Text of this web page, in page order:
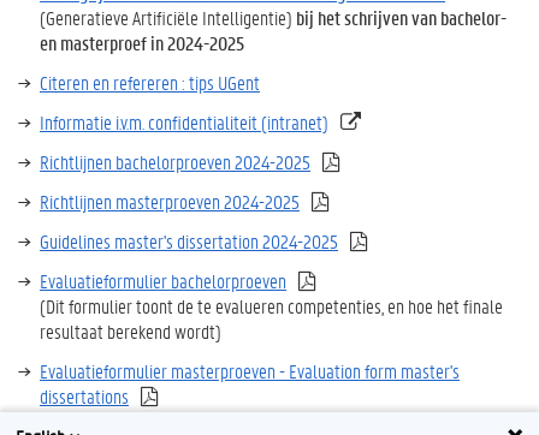
(Generatieve Artificiële Intelligentie) bij het schrijven van bachelor-
en masterproef in 2024-2025
Citeren en refereren : tips UGent
Informatie i.v.m. confidentialiteit (intranet)
Richtlijnen bachelorproeven 2024-2025
Richtlijnen masterproeven 2024-2025
Guidelines master's dissertation 2024-2025
Evaluatieformulier bachelorproeven
(Dit formulier toont de te evalueren competenties, en hoe het finale
resultaat berekend wordt)
Evaluatieformulier masterproeven - Evaluation form master's
dissertations
(This form shows the competencies that are evaluated in the master's